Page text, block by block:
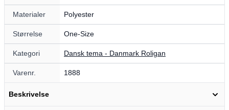
Materialer Polyester
Størrelse One-Size
Kategori Dansk tema - Danmark Roligan
Varenr. 1888
Beskrivelse